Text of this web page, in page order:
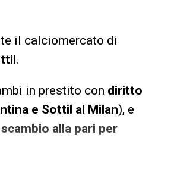
il calciomercato di
.
in prestito con diritto
e Sottil al Milan), e
scambio alla pari per